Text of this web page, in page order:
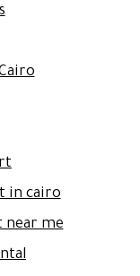
in cairo
near me